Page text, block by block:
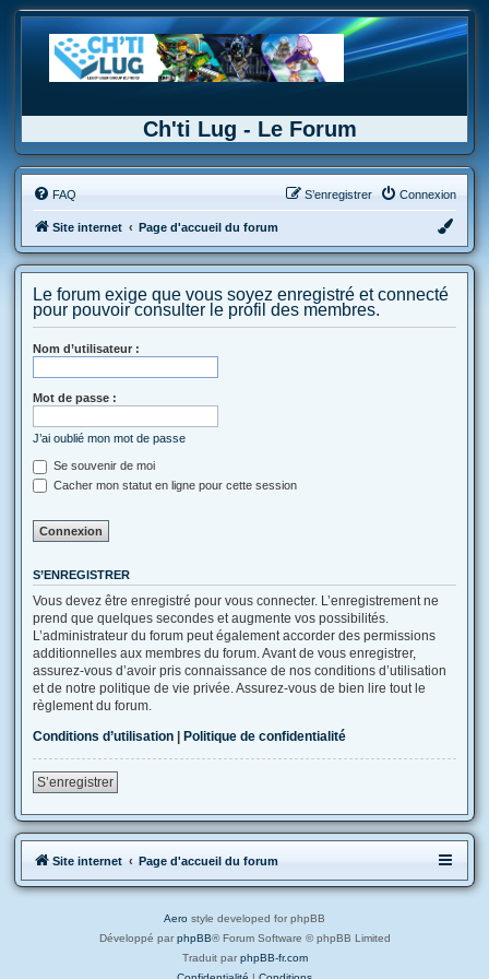
Ch'ti Lug - Le Forum
FAQ Connexion
S’enregistrer
Site internet Page d'accueil du forum
Le forum exige que vous soyez enregistré et connecté
pour pouvoir consulter le profil des membres.
Nom d’utilisateur :
Mot de passe :
J’ai oublié mon mot de passe
Se souvenir de moi
Cacher mon statut en ligne pour cette session
S’ENREGISTRER
Vous devez être enregistré pour vous connecter. L’enregistrement ne
prend que quelques secondes et augmente vos possibilités.
L’administrateur du forum peut également accorder des permissions
additionnelles aux membres du forum. Avant de vous enregistrer,
assurez-vous d’avoir pris connaissance de nos conditions d’utilisation
et de notre politique de vie privée. Assurez-vous de bien lire tout le
règlement du forum.
Conditions d’utilisation | Politique de confidentialité
S’enregistrer
Site internet Page d'accueil du forum
Aero style developed for phpBB
Développé par phpBB® Forum Software © phpBB Limited
Traduit par phpBB-fr.com